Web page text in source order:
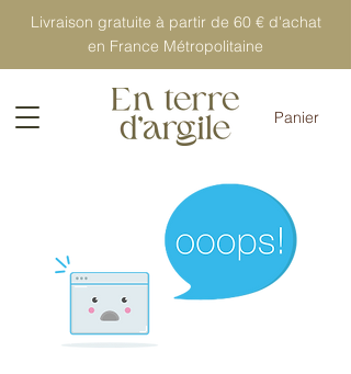
Livraison gratuite à partir de 60 € d'achat
en France Métropolitaine
Panier